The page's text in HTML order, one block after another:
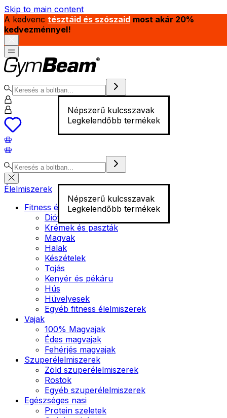
Skip to main content
A kedvenc tésztáid és szószaid most akár 20%
kedvezménnyel!
Népszerű kulcsszavak
Legkelendőbb termékek
Népszerű kulcsszavak
Legkelendőbb termékek
Élelmiszerek
Fitness élelmiszer
Diófélék
Krémek és paszták
Magvak
Halak
Készételek
Tojás
Kenyér és pékáru
Hús
Hüvelyesek
Egyéb fitness élelmiszerek
Vajak
100% Magvajak
Édes magvajak
Fehérjés magvajak
Szuperélelmiszerek
Zöld szuperélelmiszerek
Rostok
Egyéb szuperélelmiszerek
Egészséges nasi
Protein szeletek